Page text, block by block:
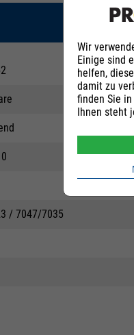
/ 7047/7035
Wir
Einige sind
helfen,
damit zu
finden Sie
Ihnen steht